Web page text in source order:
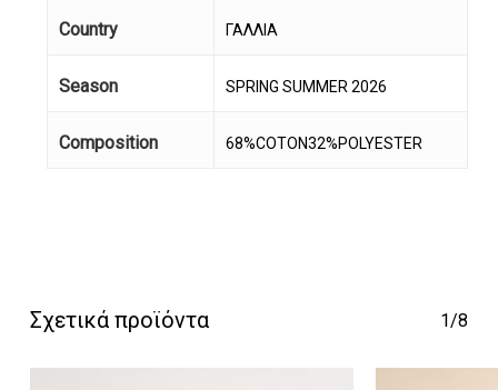
Country ΓΑΛΛΙΑ
Season SPRING SUMMER 2026
Composition 68%COTON32%POLYESTER
Σχετικά προϊόντα 1/8